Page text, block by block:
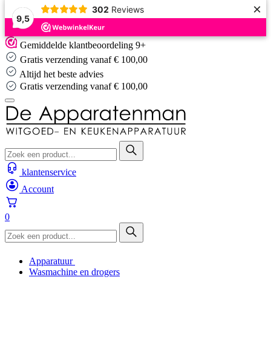
9,5
302 Reviews ×
Skip
to
content
Gemiddelde klantbeoordeling 9+
Gratis verzending vanaf € 100,00
Altijd het beste advies
Gratis verzending vanaf € 100,00
klantenservice
Account
0
Apparatuur
Wasmachine en drogers